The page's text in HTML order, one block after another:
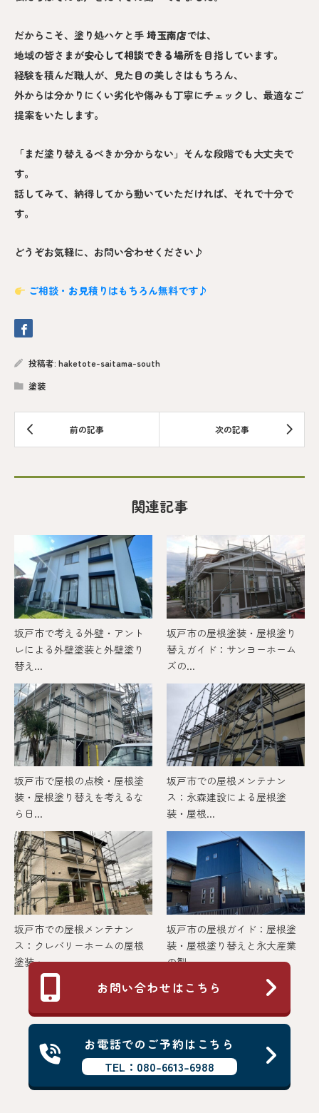
だからこそ、塗り処ハケと手 埼玉南店では、
地域の皆さまが安心して相談できる場所を目指しています。
経験を積んだ職人が、見た目の美しさはもちろん、
外からは分かりにくい劣化や傷みも丁寧にチェックし、最適なご
提案をいたします。
「まだ塗り替えるべきか分からない」そんな段階でも大丈夫で
す。
話してみて、納得してから動いていただければ、それで十分で
す。
どうぞお気軽に、お問い合わせください♪
ご相談・お見積りはもちろん無料です♪
投稿者: haketote-saitama-south
塗装
関連記事
坂戸市で考える外壁・アント
レによる外壁塗装と外壁塗り
替え...
坂戸市の屋根塗装・屋根塗り
替えガイド：サンヨーホーム
ズの...
坂戸市で屋根の点検・屋根塗
装・屋根塗り替えを考えるな
ら日...
坂戸市での屋根メンテナン
ス：永森建設による屋根塗
装・屋根...
坂戸市での屋根メンテナン
ス：クレバリーホームの屋根
塗装・...
坂戸市の屋根ガイド：屋根塗
装・屋根塗り替えと永大産業
の製...
お問い合わせはこちら
お電話でのご予約はこちら
TEL：080-6613-6988